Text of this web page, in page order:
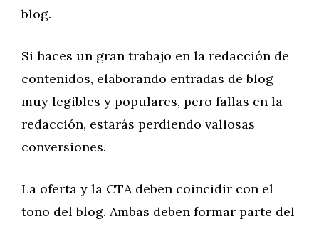
blog.
Si haces un gran trabajo en la redacción de
contenidos, elaborando entradas de blog
muy legibles y populares, pero fallas en la
redacción, estarás perdiendo valiosas
conversiones.
La oferta y la CTA deben coincidir con el
tono del blog. Ambas deben formar parte del